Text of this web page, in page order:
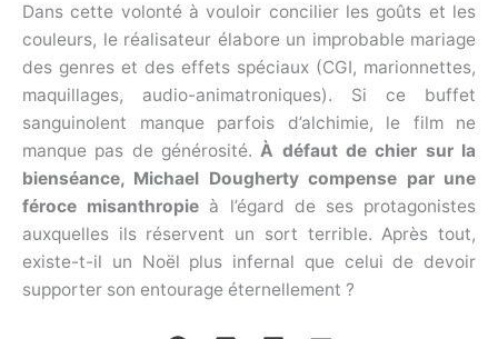
Dans cette volonté à vouloir concilier les goûts et les
couleurs, le réalisateur élabore un improbable mariage
des genres et des effets spéciaux (CGI, marionnettes,
maquillages, audio-animatroniques). Si ce buffet
sanguinolent manque parfois d’alchimie, le film ne
manque pas de générosité.À défaut de chier sur la
bienséance, Michael Dougherty compense par une
féroce misanthropie à l’égard de ses protagonistes
auxquelles ils réservent un sort terrible. Après tout,
existe-t-il un Noël plus infernal que celui de devoir
supporter son entourage éternellement ?